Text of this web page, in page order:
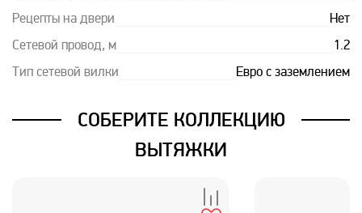
Рецепты на двери Нет
Сетевой провод, м 1.2
Тип сетевой вилки Евро с заземлением
СОБЕРИТЕ КОЛЛЕКЦИЮ
ВЫТЯЖКИ